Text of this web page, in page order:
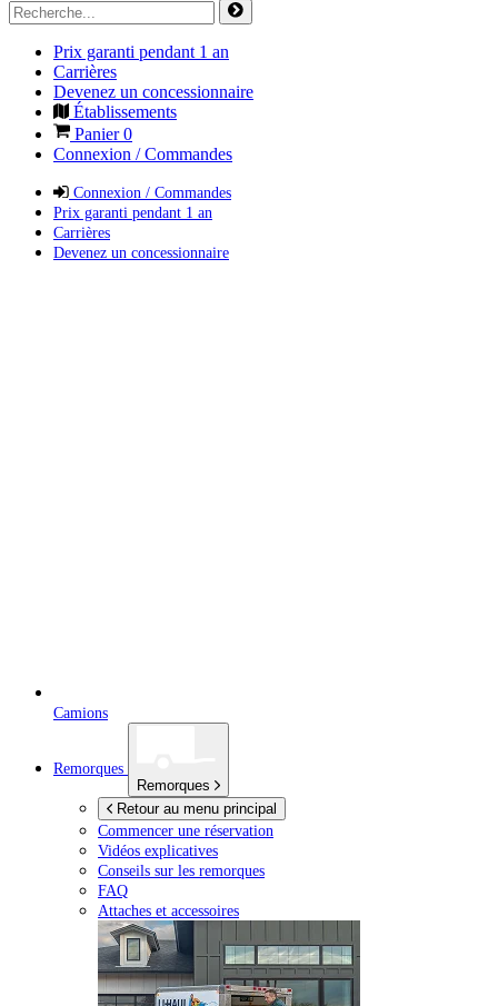
Prix garanti pendant 1 an
Carrières
Devenez un concessionnaire
Établissements
Panier0
Connexion / Commandes
Connexion / Commandes
Prix garanti pendant 1 an
Carrières
Devenez un concessionnaire
Camions
Remorques
Remorques
Retour au menu principal
Commencer une réservation
Vidéos explicatives
Conseils sur les remorques
FAQ
Attaches et accessoires